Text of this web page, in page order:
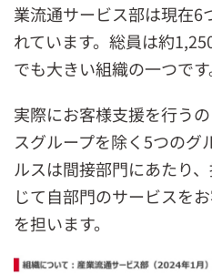
業流通サービス部は現在6
れています。総員は約
でも大きい組織の一つです
実際にお客様支援を行う
スグループを除く5つのグ
ルスは間接部門にあたり
じて自部門のサービスを
を担います。